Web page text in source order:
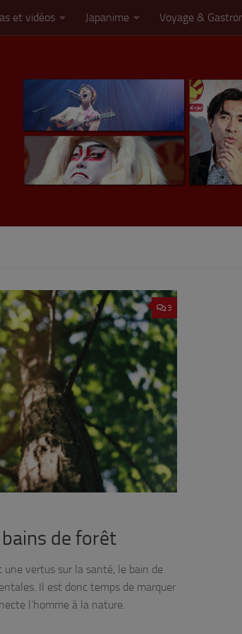
et vidéos Japanime Voyage &
3
de forêt
une vertus sur la santé, le bain de
Il est donc temps de marquer
l’homme à la nature.